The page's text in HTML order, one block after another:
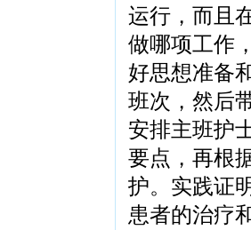
运行，而且
做哪项工作
好思想准备
班次，然后
安排主班护
要点，再根
护。实践证
患者的治疗